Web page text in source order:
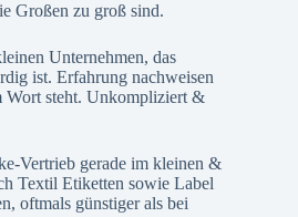
Großen zu groß sind.
Unternehmen, das
ist. Erfahrung nachweisen
Wort steht. Unkompliziert &
Vertrieb gerade im kleinen &
Textil Etiketten sowie Label
oftmals günstiger als bei